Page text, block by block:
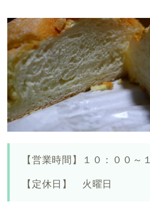
【営業時間】１０：００～
【定休日】 火曜日